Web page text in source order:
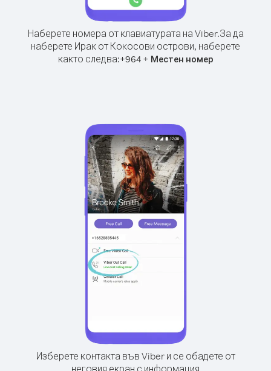
Наберете номера от клавиатурата на Viber.За да
наберете Ирак от Кокосови острови, наберете
както следва:+964+ Местен номер
Изберете контакта във Viber и се обадете от
неговия екран с информация